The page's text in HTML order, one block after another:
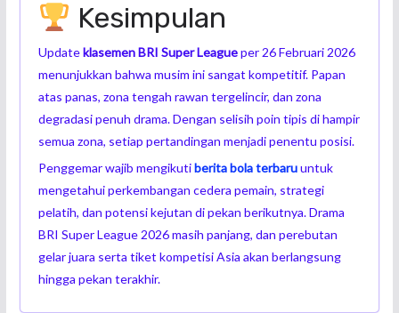
Kesimpulan
Updateklasemen BRI Super Leagueper 26 Februari 2026
menunjukkan bahwa musim ini sangat kompetitif. Papan
atas panas, zona tengah rawan tergelincir, dan zona
degradasi penuh drama. Dengan selisih poin tipis di hampir
semua zona, setiap pertandingan menjadi penentu posisi.
Penggemar wajib mengikutiberita bola terbaruuntuk
mengetahui perkembangan cedera pemain, strategi
pelatih, dan potensi kejutan di pekan berikutnya. Drama
BRI Super League 2026 masih panjang, dan perebutan
gelar juara serta tiket kompetisi Asia akan berlangsung
hingga pekan terakhir.